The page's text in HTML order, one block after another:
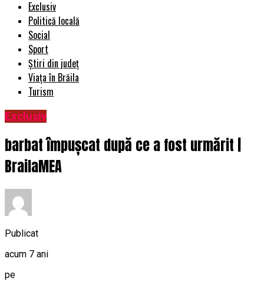
Exclusiv
Politică locală
Social
Sport
Știri din județ
Viața în Brăila
Turism
Exclusiv
barbat împușcat după ce a fost urmărit |
BrailaMEA
Publicat
acum 7 ani
pe